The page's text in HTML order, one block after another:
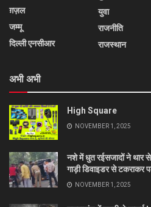
ग़ज़ल
जम्मू
दिल्ली एनसीआर
युवा
राजनीति
राजस्थान
अभी अभी
High Square
NOVEMBER 1, 2025
नशे में धुत रईसजादों ने थार से
गाड़ी डिवाइडर से टकराकर
NOVEMBER 1, 2025